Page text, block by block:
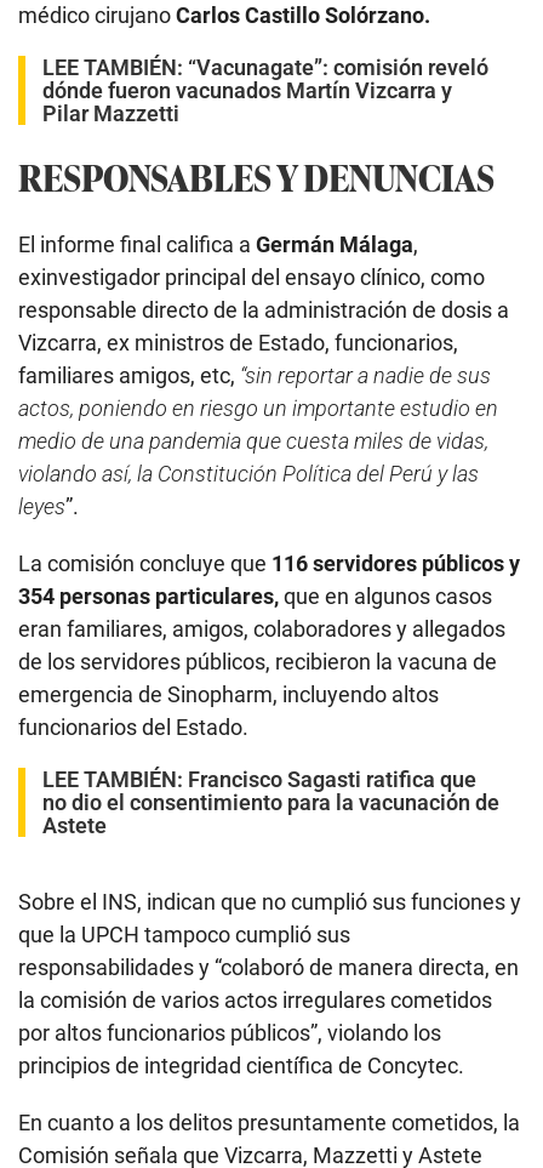
médico cirujanoCarlos Castillo Solórzano.
LEE TAMBIÉN: “Vacunagate”: comisión reveló
dónde fueron vacunados Martín Vizcarra y
Pilar Mazzetti
RESPONSABLES Y DENUNCIAS
El informe final califica a Germán Málaga,
exinvestigador principal del ensayo clínico, como
responsable directo de la administración de dosis a
Vizcarra, ex ministros de Estado, funcionarios,
familiares amigos, etc, “sin reportar a nadie de sus
actos, poniendo en riesgo un importante estudio en
medio de una pandemia que cuesta miles de vidas,
violando así, la Constitución Política del Perú y las
leyes”.
La comisión concluye que 116 servidores públicos y
354 personas particulares,que en algunos casos
eran familiares, amigos, colaboradores y allegados
de los servidores públicos, recibieron la vacuna de
emergencia de Sinopharm, incluyendo altos
funcionarios del Estado.
LEE TAMBIÉN: Francisco Sagasti ratifica que
no dio el consentimiento para la vacunación de
Astete
Sobre el INS, indican que no cumplió sus funciones y
que la UPCH tampoco cumplió sus
responsabilidades y “colaboró de manera directa, en
la comisión de varios actos irregulares cometidos
por altos funcionarios públicos”, violando los
principios de integridad científica de Concytec.
En cuanto a los delitos presuntamente cometidos, la
Comisión señala que Vizcarra, Mazzetti y Astete